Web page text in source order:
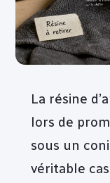
La résine
lors de
sous un
véritable